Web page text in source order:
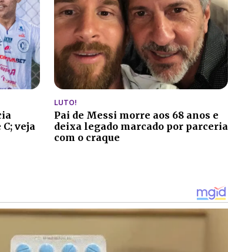
veja
LUTO!
Pai de Messi morre aos 68 anos e
deixa legado marcado por parceria
com o craque